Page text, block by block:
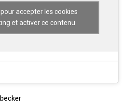
accepter les cookies
et activer ce contenu